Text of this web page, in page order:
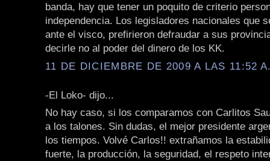
banda, hay que tener un poquito de criterio
independencia. Los legisladores nacionales que
ante el visco, prefirieron defraudar a sus
decirle no al poder del dinero de los KK.
11 DE DICIEMBRE DE 2009 A LAS 11:52
-El Loko- dijo...
No hay caso, si los comparamos con Carlitos
a los talones. Sin dudas, el mejor presidente
los tiempos. Volvé Carlos!! extrañamos la
fuerte, la producción, la seguridad, el respeto